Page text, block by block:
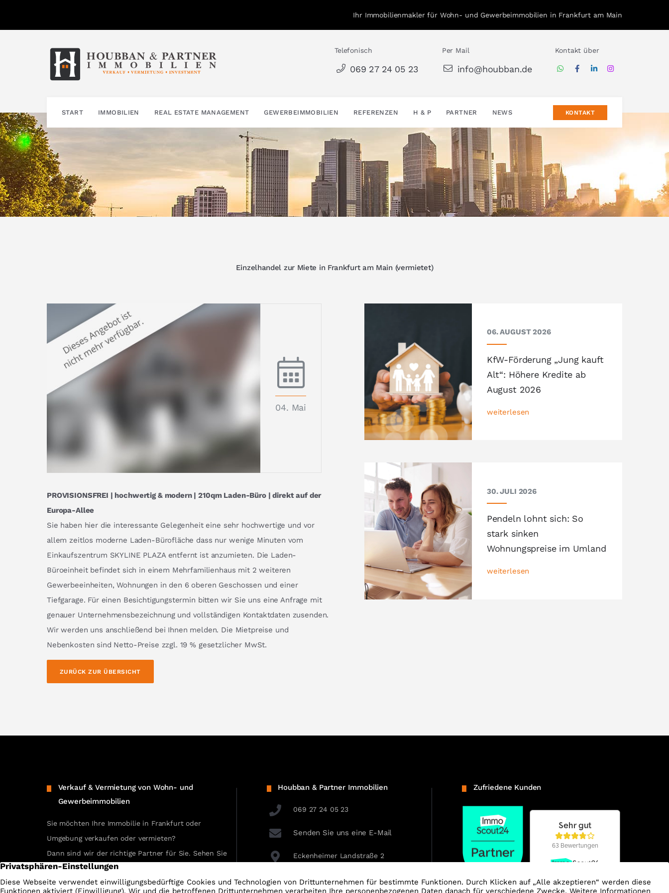
Ihr Immobilienmakler für Wohn- und Gewerbeimmobilien in Frankfurt am Main
Telefonisch
069 27 24 05 23
Per Mail
info@houbban.de
Kontakt über
START IMMOBILIEN REAL ESTATE MANAGEMENT GEWERBEIMMOBILIEN REFERENZEN H & P PARTNER NEWS KONTAKT
Einzelhandel zur Miete in Frankfurt am Main (vermietet)
04. Mai
PROVISIONSFREI | hochwertig & modern | 210qm Laden-Büro | direkt auf der
Europa-Allee
Sie haben hier die interessante Gelegenheit eine sehr hochwertige und vor
allem zeitlos moderne Laden-Bürofläche dass nur wenige Minuten vom
Einkaufszentrum SKYLINE PLAZA entfernt ist anzumieten. Die Laden-
Büroeinheit befindet sich in einem Mehrfamilienhaus mit 2 weiteren
Gewerbeeinheiten, Wohnungen in den 6 oberen Geschossen und einer
Tiefgarage. Für einen Besichtigungstermin bitten wir Sie uns eine Anfrage mit
genauer Unternehmensbezeichnung und vollständigen Kontaktdaten zusenden.
Wir werden uns anschließend bei Ihnen melden. Die Mietpreise und
Nebenkosten sind Netto-Preise zzgl. 19 % gesetzlicher MwSt.
ZURÜCK ZUR ÜBERSICHT
06. AUGUST 2026
KfW-Förderung „Jung kauft
Alt“: Höhere Kredite ab
August 2026
weiterlesen
30. JULI 2026
Pendeln lohnt sich: So
stark sinken
Wohnungspreise im Umland
weiterlesen
Verkauf & Vermietung von Wohn- und
Gewerbeimmobilien
Sie möchten Ihre Immobilie in Frankfurt oder
Umgebung verkaufen oder vermieten?
Dann sind wir der richtige Partner für Sie. Sehen Sie
selbst unsere erfolgreichen Referenzen.
Houbban & Partner Immobilien
069 27 24 05 23
Senden Sie uns eine E-Mail
Eckenheimer Landstraße 2
Zufriedene Kunden